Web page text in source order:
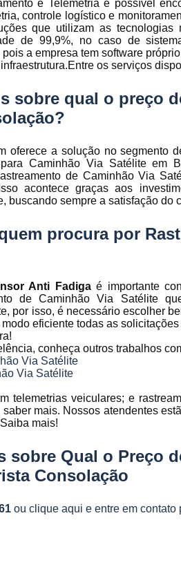
Rastreamento
de frota
Rastreamento
veicular
fadiga
Sistema de
rastreamentos
Sistemas para
frota
Telemetria
Telemetrias
e Telemetria é possível
controle logístico e
que utilizam as tecnologias
de 99,9%, no caso de
a empresa tem software
os serviços
sobre qual o preço
oferece a solução no segmento
Caminhão Via Satélite em
de Caminhão Via
acontece graças aos
buscando sempre a satisfação do
procura por
Anti Fadigaé importante
de Caminhão Via Satélite
por isso, é necessário escolher
eficiente todas as
conheça outros trabalhos
Via Satélite
Via Satélite
telemetrias veiculares; e
saber mais. Nossos atendentes
mais!
sobre Qual o Preço
Consolação
ou clique aqui e entre em contato